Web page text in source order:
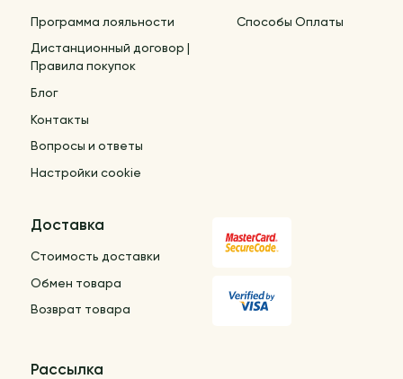
Программа лояльности
Дистанционный договор |
Правила покупок
Блог
Контакты
Вопросы и ответы
Настройки cookie
Способы Оплаты
Доставка
Стоимость доставки
Обмен товара
Возврат товара
Рассылка